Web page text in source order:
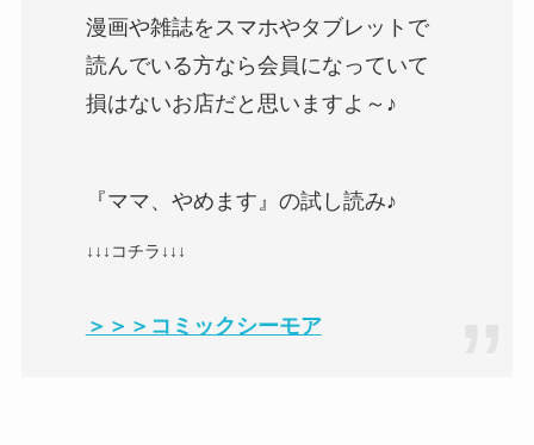
漫画や雑誌をスマホやタブレットで
読んでいる方なら会員になっていて
損はないお店だと思いますよ～♪
『ママ、やめます』の試し読み♪
↓↓↓コチラ↓↓↓
＞＞＞コミックシーモア